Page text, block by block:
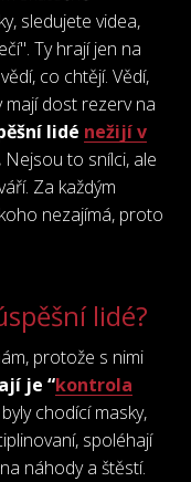
sledujete videa,
Ty hrají jen na
co chtějí. Vědí,
mají dost rezerv na
lidé nežijí v
Nejsou to snílci, ale
Za každým
nezajímá, proto
lidé?
protože s nimi
je “kontrola
chodící masky,
spoléhají
náhody a štěstí.